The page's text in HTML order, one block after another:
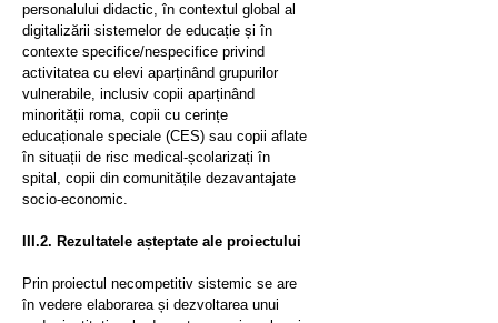
personalului didactic, în contextul global al
digitalizării sistemelor de educație și în
contexte specifice/nespecifice privind
activitatea cu elevi aparținând grupurilor
vulnerabile, inclusiv copii aparținând
minorității roma, copii cu cerințe
educaționale speciale (CES) sau copii aflate
în situații de risc medical-școlarizați în
spital, copii din comunitățile dezavantajate
socio-economic.
III.2. Rezultatele așteptate ale proiectului
Prin proiectul necompetitiv sistemic se are
în vedere elaborarea și dezvoltarea unui